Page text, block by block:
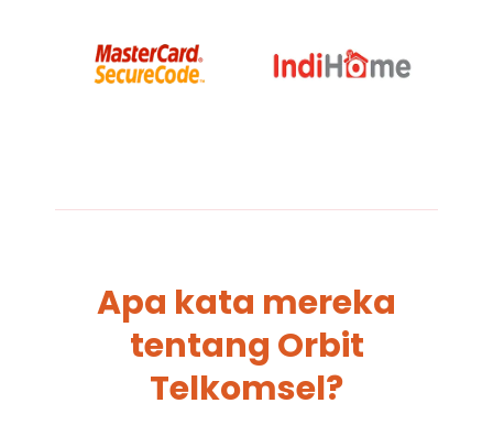
Apa kata mereka
tentang Orbit
Telkomsel?